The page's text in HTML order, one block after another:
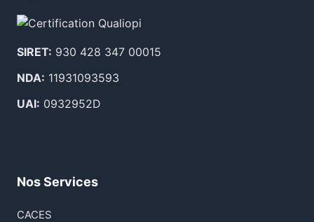
SIRET: 930 428 347 00015
NDA: 11931093593
UAI: 0932952D
Nos Services
CACES